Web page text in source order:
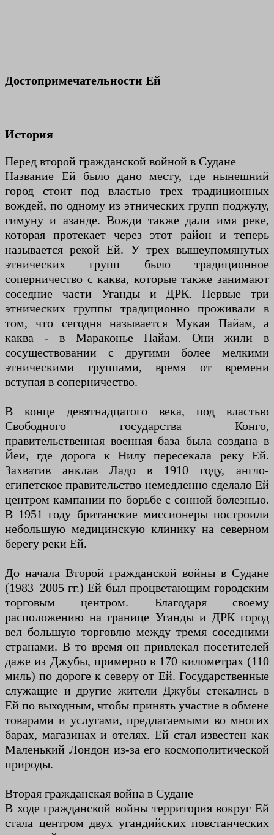
Достопримечательности Ей
История
Перед второй гражданской войной в Судане
Название Ей было дано месту, где нынешний
город стоит под властью трех традиционных
вождей, по одному из этнических групп поджулу,
гимуну и азанде. Вожди также дали имя реке,
которая протекает через этот район и теперь
называется рекой Ей. У трех вышеупомянутых
этнических групп было традиционное
соперничество с каква, которые также занимают
соседние части Уганды и ДРК. Первые три
этнических группы традиционно проживали в
том, что сегодня называется Мукая Пайам, а
каква - в Мараконье Пайам. Они жили в
сосуществовании с другими более мелкими
этническими группами, время от времени
вступая в соперничество.
В конце девятнадцатого века, под властью
Свободного государства Конго,
правительственная военная база была создана в
Йеи, где дорога к Нилу пересекала реку Ей.
Захватив анклав Ладо в 1910 году, англо-
египетское правительство немедленно сделало Ей
центром кампании по борьбе с сонной болезнью.
В 1951 году британские миссионеры построили
небольшую медицинскую клинику на северном
берегу реки Ей.
До начала Второй гражданской войны в Судане
(1983–2005 гг.) Ей был процветающим городским
торговым центром. Благодаря своему
расположению на границе Уганды и ДРК город
вел большую торговлю между тремя соседними
странами. В то время он привлекал посетителей
даже из Джубы, примерно в 170 километрах (110
миль) по дороге к северу от Ей. Государственные
служащие и другие жители Джубы стекались в
Ей по выходным, чтобы принять участие в обмене
товарами и услугами, предлагаемыми во многих
барах, магазинах и отелях. Ей стал известен как
Маленький Лондон из-за его космополитической
природы.
Вторая гражданская война в Судане
В ходе гражданской войны территория вокруг Ей
стала центром двух угандийских повстанческих